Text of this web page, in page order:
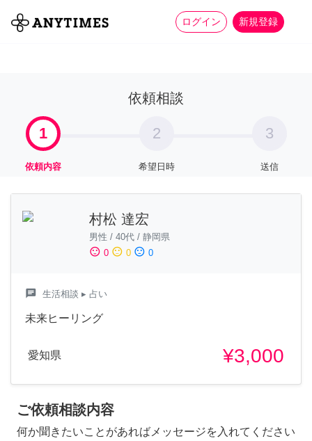
ログイン 新規登録
全て 家事 more_horiz
依頼相談
1
依頼内容
2
希望日時
3
送信
村松 達宏
男性 / 40代 / 静岡県
sentiment_satisfied 0 sentiment_neutral 0 sentiment_dissatisfied 0
chat 生活相談 ▸ 占い
未来ヒーリング
愛知県 ¥3,000
ご依頼相談内容
何か聞きたいことがあればメッセージを入れてください